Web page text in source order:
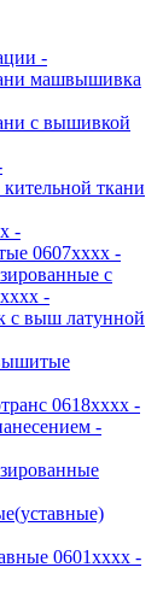
-
машвышивка
с вышивкой
ткани
-
0607хххх -
с
-
с выш латунной
0618хххх -
-
0601хххх -